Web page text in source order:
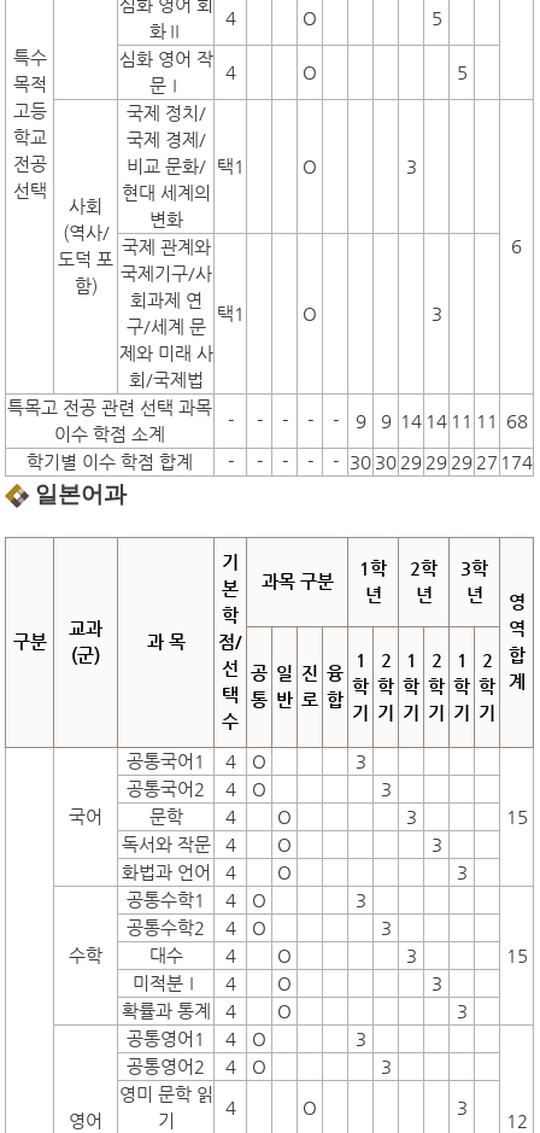
특수
목적
고등
학교
전공
선택
심화 영어 회
화Ⅱ
4 O
5
심화 영어 작
문Ⅰ
4 O 5
사회
(역사/
도덕 포
함)
국제 정치/
국제 경제/
비교 문화/
현대 세계의
변화
택1 O 3
6
국제 관계와
국제기구/사
회과제 연
구/세계 문
제와 미래 사
회/국제법
택1 O 3
특목고 전공 관련 선택 과목
이수 학점 소계
- - - - - 9 9 14 14 11 11
68
학기별 이수 학점 합계
- - - - - 30 30 29 29 29 27 174
일본어과
구분
교과
(군)
과 목
기
본
학
점/
선
택
수
과목 구분
1학
년
2학
년
3학
년
영
역
합
계
공
통
일
반
진
로
융
합
1
학
기
2
학
기
1
학
기
2
학
기
1
학
기
2
학
기
국어
공통국어1 4 O 3
15
공통국어2 4 O
3
문학
4 O
3
독서와 작문
4 O
3
화법과 언어
4 O 3
수학
공통수학1 4 O 3
15
공통수학2 4 O
3
대수
4 O
3
미적분Ⅰ
4 O
3
확률과 통계
4 O 3
영어
공통영어1 4 O 3
12
공통영어2 4 O
3
영미 문학 읽
기
4 O
3